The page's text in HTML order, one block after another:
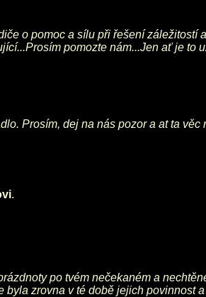
o pomoc a sílu při řešení
pomozte nám...Jen ať je
Prosím, dej na nás pozor a at ta
.
po tvém nečekaném a
byla zrovna v té době jejich